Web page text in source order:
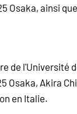
Osaka, ainsi
de l'Université
Osaka, Akira
en Italie.